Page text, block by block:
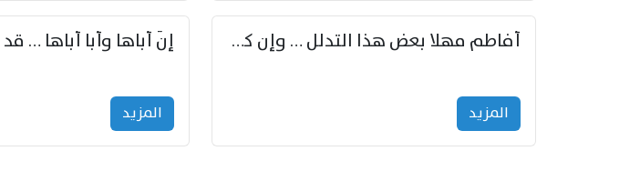
أفاطم مهلا بعض هذا التدلل … وإن كنت قد أزمعت صرمي فأجملي
المزید المزید